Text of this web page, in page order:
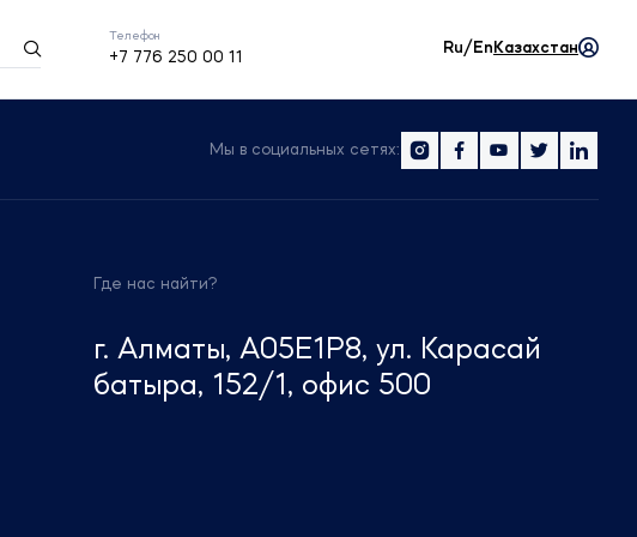
Телефон
+7 776 250 00 11
Ru/En Казахстан
Мы в социальных сетях:
Где нас найти?
г. Алматы, A05E1P8, ул. Карасай
батыра, 152/1, офис 500